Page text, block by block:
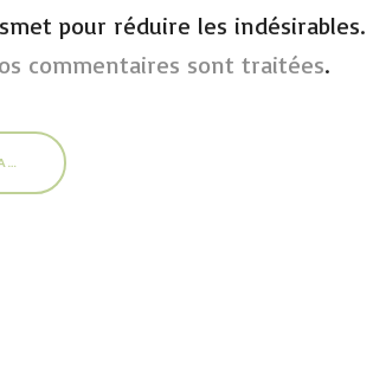
pour réduire les indésirables.
commentaires sont traitées.